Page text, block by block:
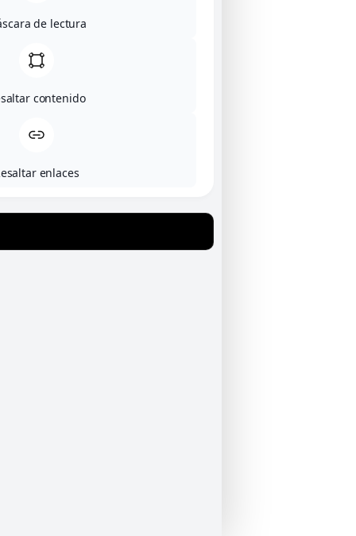
de lectura
contenido
enlaces